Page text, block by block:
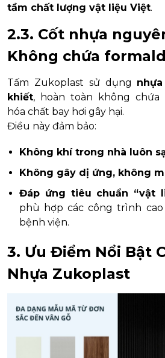
tầm chất lượng vật liệu Việt.
2.3. Cốt nhựa
Không chứa
Tấm Zukoplast sử dụng
khiết, hoàn toàn không chứa
hóa chất bay hơi gây hại.
Điều này đảm bảo:
Không khí trong nhà luôn
Không gây dị ứng, không
Đáp ứng tiêu chuẩn “vật
phù hợp các công trình
bệnh viện.
3. Ưu Điểm Nổi Bật
Nhựa Zukoplast